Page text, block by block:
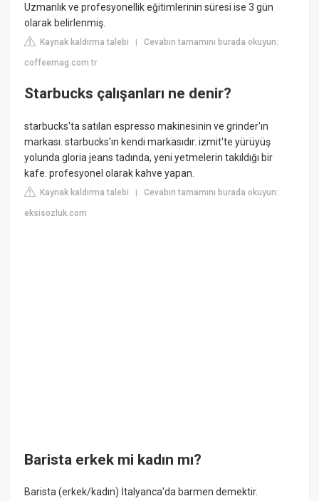
Uzmanlık ve profesyonellik eğitimlerinin süresi ise 3 gün
olarak belirlenmiş.
Kaynak kaldırma talebi |Cevabın tamamını burada okuyun:
coffeemag.com.tr
Starbucks çalışanları ne denir?
starbucks'ta satılan espresso makinesinin ve grinder'ın
markası. starbucks'ın kendi markasıdır. izmit'te yürüyüş
yolunda gloria jeans tadında, yeni yetmelerin takıldığı bir
kafe. profesyonel olarak kahve yapan.
Kaynak kaldırma talebi |Cevabın tamamını burada okuyun:
eksisozluk.com
Barista erkek mi kadın mı?
Barista (erkek/kadın) İtalyanca'da barmen demektir.